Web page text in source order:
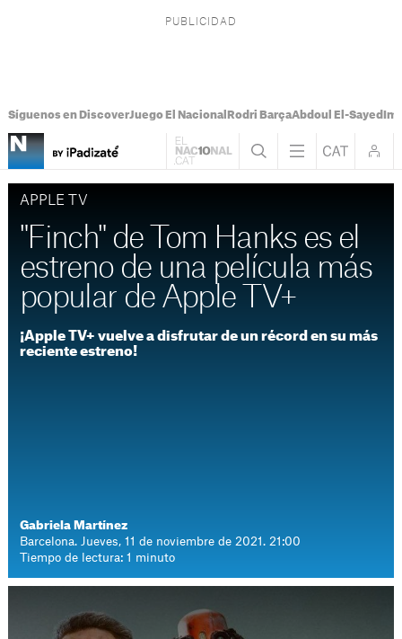
Síguenos en DiscoverJuego El Nacional Rodri BarçaAbdoul El-Sayed
APPLE TV
"Finch" de Tom Hanks es el
estreno de una película más
popular de Apple TV+
¡Apple TV+ vuelve a disfrutar de un récord en su más
reciente estreno!
Gabriela Martínez
Barcelona. Jueves, 11 de noviembre de 2021. 21:00
Tiempo de lectura: 1 minuto